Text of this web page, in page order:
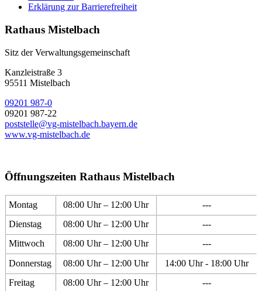
Erklärung zur Barrierefreiheit
Rathaus Mistelbach
Sitz der Verwaltungsgemeinschaft
Kanzleistraße 3
95511 Mistelbach
09201 987-0
09201 987-22
poststelle@vg-mistelbach.bayern.de
www.vg-mistelbach.de
Öffnungszeiten Rathaus Mistelbach
Montag 08:00 Uhr – 12:00 Uhr
---
Dienstag
08:00 Uhr – 12:00 Uhr
---
Mittwoch
08:00 Uhr – 12:00 Uhr
---
Donnerstag
08:00 Uhr – 12:00 Uhr
14:00 Uhr - 18:00 Uhr
Freitag
08:00 Uhr – 12:00 Uhr
---